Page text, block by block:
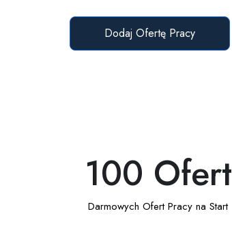
Dodaj Ofertę Pracy
Darmowych Ofert Pracy na Start
100 Ofert